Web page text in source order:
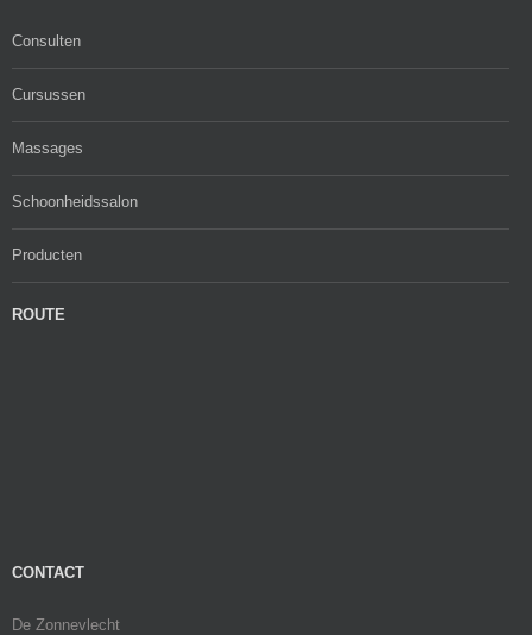
Consulten
Cursussen
Massages
Schoonheidssalon
Producten
ROUTE
CONTACT
De Zonnevlecht